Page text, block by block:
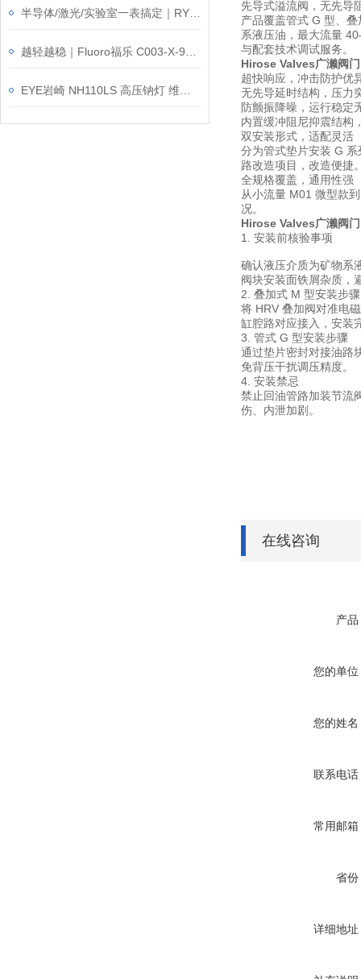
先导式溢流阀，无先导
产品覆盖管式 G 型、
系液压油，最大流量
与配套技术调试服务。
Hirose Valves广濑阀
超快响应，冲击防护优
无先导延时结构，压力
防颤振降噪，运行稳定
内置缓冲阻尼抑震结构
双安装形式，适配灵活
分为管式垫片安装 G
路改造项目，改造便捷
全规格覆盖，通用性强
从小流量 M01 微型款
况。
Hirose Valves广濑阀
1. 安装前核验事项
确认液压介质为矿物系
阀块安装面铁屑杂质，
2. 叠加式 M 型安装步骤
将 HRV 叠加阀对准电
缸腔路对应接入，安装
3. 管式 G 型安装步骤
通过垫片密封对接油路
免背压干扰调压精度。
4. 安装禁忌
禁止回油管路加装节流
伤、内泄加剧。
在线咨询
产品
您的单位
您的姓名
联系电话
常用邮箱
省份
详细地址